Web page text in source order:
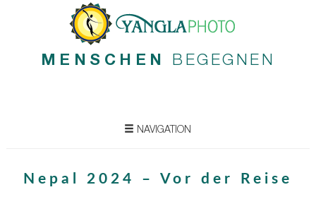
MENSCHEN BEGEGNEN
NAVIGATION
Nepal 2024 – Vor der Reise